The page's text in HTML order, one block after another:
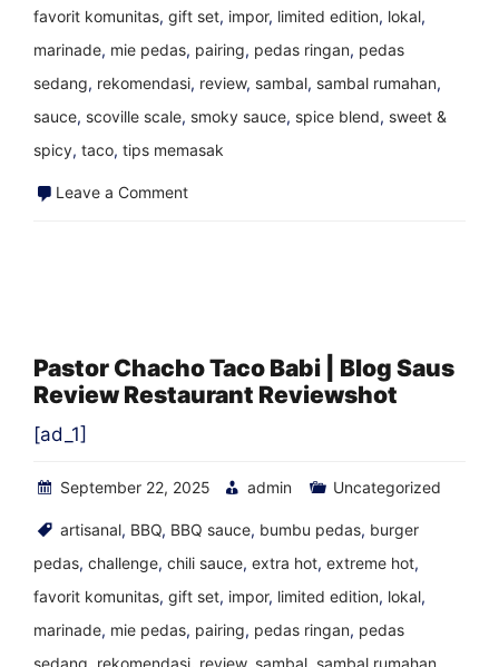
favorit komunitas, gift set, impor, limited edition, lokal,
marinade, mie pedas, pairing, pedas ringan, pedas
sedang, rekomendasi, review, sambal, sambal rumahan,
sauce, scoville scale, smoky sauce, spice blend, sweet &
spicy, taco, tips memasak
Leave a Commenton
Blog
Restaurant
Reviewshot
Pastor Chacho Taco Babi | Blog Saus
Review Restaurant Reviewshot
[ad_1]
September 22, 2025 admin Uncategorized
artisanal, BBQ, BBQ sauce, bumbu pedas, burger
pedas, challenge, chili sauce, extra hot, extreme hot,
favorit komunitas, gift set, impor, limited edition, lokal,
marinade, mie pedas, pairing, pedas ringan, pedas
sedang, rekomendasi, review, sambal, sambal rumahan,